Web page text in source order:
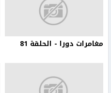
مغامرات دورا - الحلقة 81